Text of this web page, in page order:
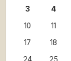
3
4
10
11
17
18